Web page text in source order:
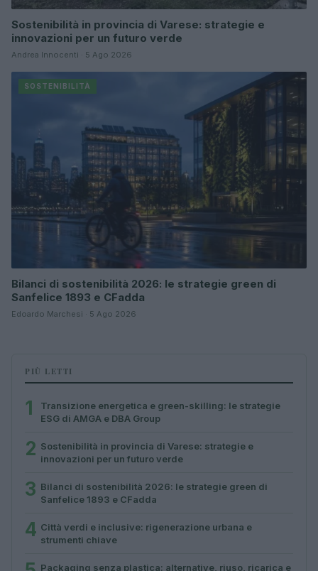
Sostenibilità in provincia di Varese: strategie e
innovazioni per un futuro verde
Andrea Innocenti · 5 Ago 2026
SOSTENIBILITÀ
Bilanci di sostenibilità 2026: le strategie green di
Sanfelice 1893 e CFadda
Edoardo Marchesi · 5 Ago 2026
PIÙ LETTI
1
Transizione energetica e green-skilling: le strategie
ESG di AMGA e DBA Group
2 Sostenibilità in provincia di Varese: strategie e
innovazioni per un futuro verde
3 Bilanci di sostenibilità 2026: le strategie green di
Sanfelice 1893 e CFadda
4 Città verdi e inclusive: rigenerazione urbana e
strumenti chiave
Packaging senza plastica: alternative, riuso, ricarica e